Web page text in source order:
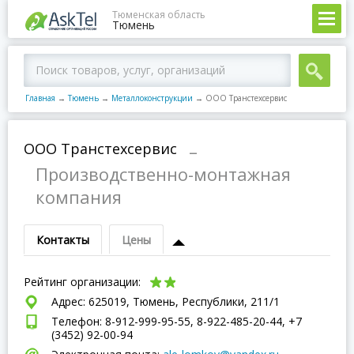
Тюменская область
Тюмень
Главная → Тюмень → Металлоконструкции → ООО Транстехсервис
ООО Транстехсервис
–
Производственно-монтажная
компания
Контакты Цены
Рейтинг организации:
Адрес: 625019, Тюмень, Республики, 211/1
Телефон: 8-912-999-95-55, 8-922-485-20-44, +7
(3452) 92-00-94